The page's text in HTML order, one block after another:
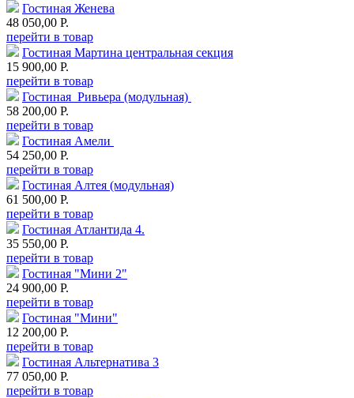
Гостиная Женева
48 050,00 Р.
перейти в товар
Гостиная Мартина центральная секция
15 900,00 Р.
перейти в товар
Гостиная Ривьера (модульная)
58 200,00 Р.
перейти в товар
Гостиная Амели
54 250,00 Р.
перейти в товар
Гостиная Алтея (модульная)
61 500,00 Р.
перейти в товар
Гостиная Атлантида 4.
35 550,00 Р.
перейти в товар
Гостиная "Мини 2"
24 900,00 Р.
перейти в товар
Гостиная "Мини"
12 200,00 Р.
перейти в товар
Гостиная Альтернатива 3
77 050,00 Р.
перейти в товар